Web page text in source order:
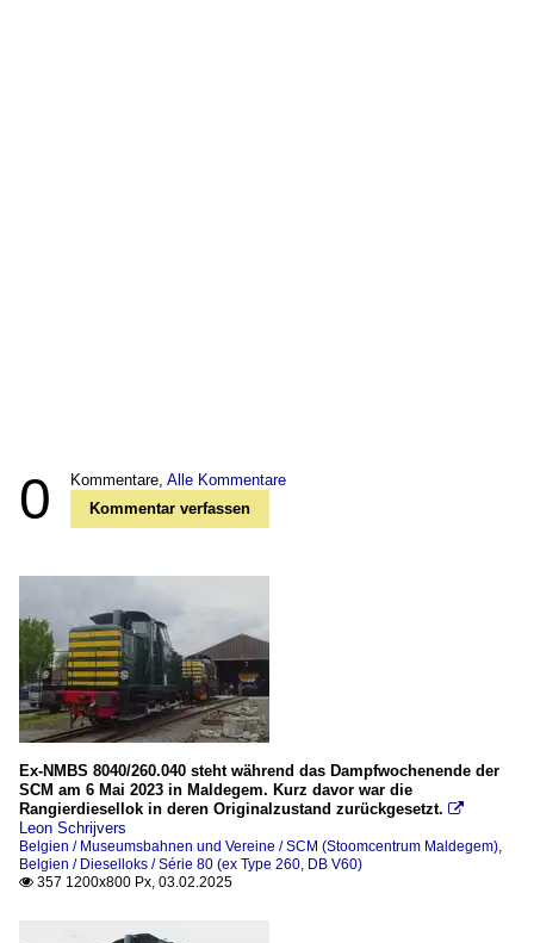
0 Kommentare, Alle Kommentare
Kommentar verfassen
Ex-NMBS 8040/260.040 steht während das Dampfwochenende der
SCM am 6 Mai 2023 in Maldegem. Kurz davor war die
Rangierdiesellok in deren Originalzustand zurückgesetzt. 
Leon Schrijvers
Belgien / Museumsbahnen und Vereine / SCM (Stoomcentrum Maldegem)
Belgien / Dieselloks / Série 80 (ex Type 260, DB V60)
 357 1200x800 Px, 03.02.2025